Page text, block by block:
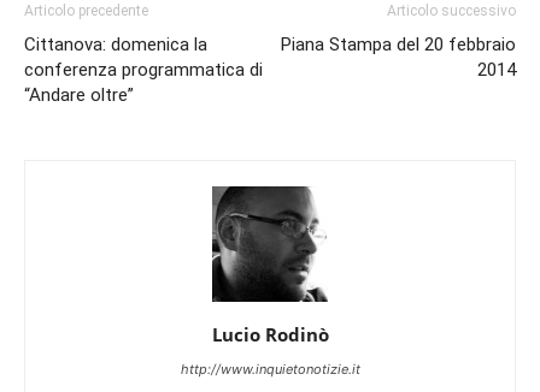
Articolo precedente
Cittanova: domenica la
conferenza programmatica di
“Andare oltre”
Articolo successivo
Piana Stampa del 20 febbraio
2014
Lucio Rodinò
http://www.inquietonotizie.it